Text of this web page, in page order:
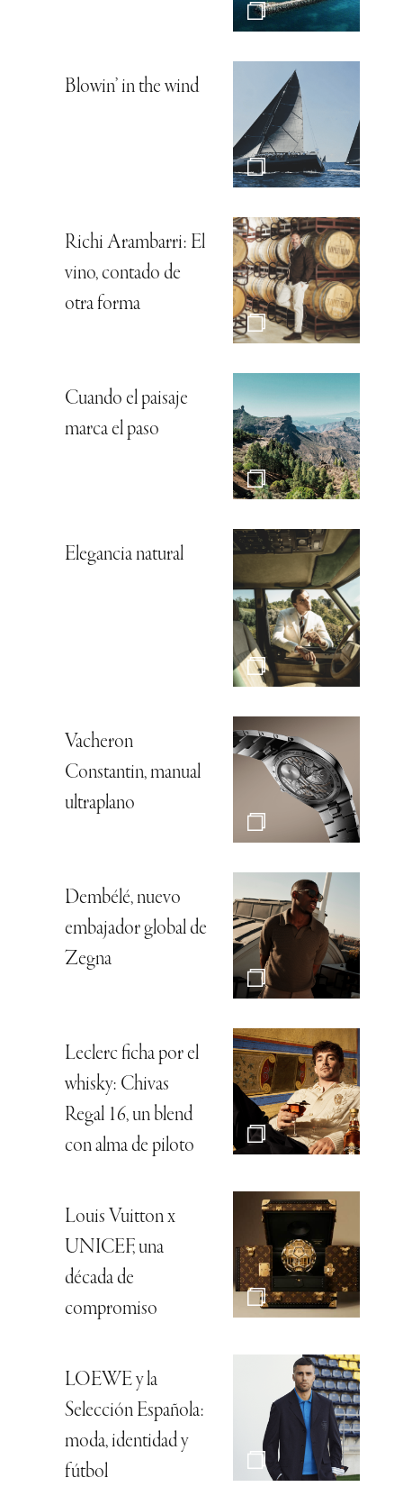
Blowin’ in the wind
Richi Arambarri: El
vino, contado de
otra forma
Cuando el paisaje
marca el paso
Elegancia natural
Vacheron
Constantin, manual
ultraplano
Dembélé, nuevo
embajador global de
Zegna
Leclerc ficha por el
whisky: Chivas
Regal 16, un blend
con alma de piloto
Louis Vuitton x
UNICEF, una
década de
compromiso
LOEWE y la
Selección Española:
moda, identidad y
fútbol